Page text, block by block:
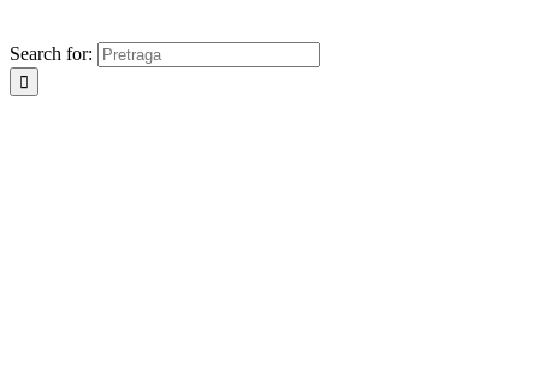
Search for: